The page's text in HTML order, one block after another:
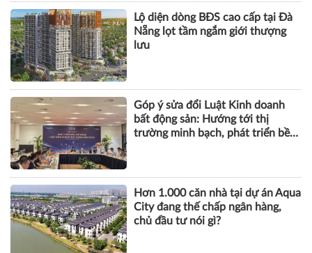
Lộ diện dòng BĐS cao cấp tại Đà
Nẵng lọt tầm ngắm giới thượng
lưu
Góp ý sửa đổi Luật Kinh doanh
bất động sản: Hướng tới thị
trường minh bạch, phát triển bền
Hơn 1.000 căn nhà tại dự án Aqua
City đang thế chấp ngân hàng,
chủ đầu tư nói gì?